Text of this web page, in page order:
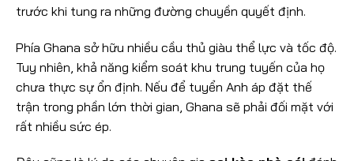
trước khi tung ra những đường chuyền quyết định.
Phía Ghana sở hữu nhiều cầu thủ giàu thể lực và tốc độ.
Tuy nhiên, khả năng kiểm soát khu trung tuyến của họ
chưa thực sự ổn định. Nếu để tuyển Anh áp đặt thế
trận trong phần lớn thời gian, Ghana sẽ phải đối mặt với
rất nhiều sức ép.